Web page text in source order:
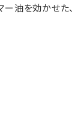
油を効かせた、